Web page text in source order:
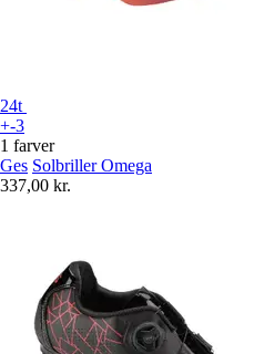
24t
+-3
1 farver
Ges Solbriller Omega
337,00 kr.